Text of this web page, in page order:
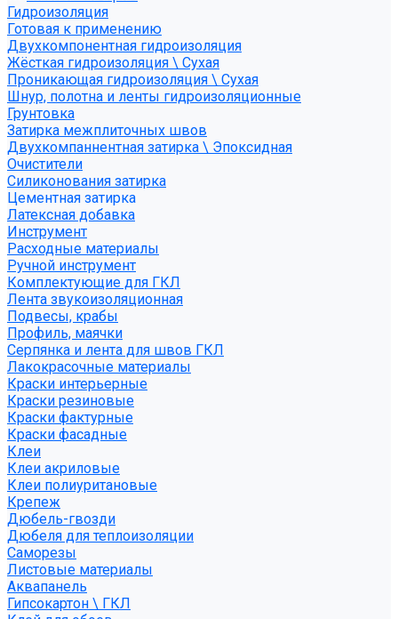
Гидроизоляция
Готовая к применению
Двухкомпонентная гидроизоляция
Жёсткая гидроизоляция \ Сухая
Проникающая гидроизоляция \ Сухая
Шнур, полотна и ленты гидроизоляционные
Грунтовка
Затирка межплиточных швов
Двухкомпаннентная затирка \ Эпоксидная
Очистители
Силиконования затирка
Цементная затирка
Латексная добавка
Инструмент
Расходные материалы
Ручной инструмент
Комплектующие для ГКЛ
Лента звукоизоляционная
Подвесы, крабы
Профиль, маячки
Серпянка и лента для швов ГКЛ
Лакокрасочные материалы
Краски интерьерные
Краски резиновые
Краски фактурные
Краски фасадные
Клеи
Клеи акриловые
Клеи полиуритановые
Крепеж
Дюбель-гвозди
Дюбеля для теплоизоляции
Саморезы
Листовые материалы
Аквапанель
Гипсокартон \ ГКЛ